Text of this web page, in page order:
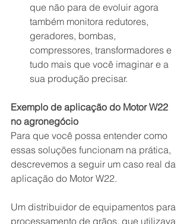
que não para de evoluir agora
também monitora redutores,
geradores, bombas,
compressores, transformadores e
tudo mais que você imaginar e a
sua produção precisar.
Exemplo de aplicação do Motor W22
no agronegócio
Para que você possa entender como
essas soluções funcionam na prática,
descrevemos a seguir um caso real da
aplicação do Motor W22.
Um distribuidor de equipamentos para
processamento de grãos, que utilizava